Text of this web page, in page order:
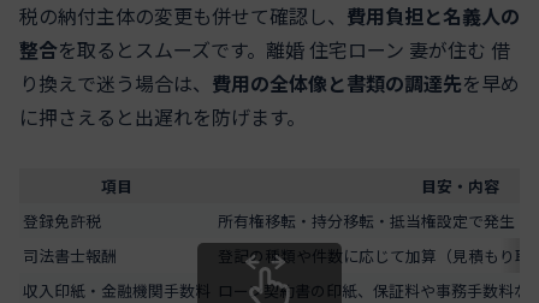
税の納付主体の変更も併せて確認し、 費用負担と名義人の
整合を取るとスムーズです。離婚 住宅ローン 妻が住む 借
り換えで迷う場合は、 費用の全体像と書類の調達先を早め
に押さえると出遅れを防げます。
項目
目安・内容
登録免許税
所有権移転・持分移転・抵当権設定で発生（
司法書士報酬
登記の種類や件数に応じて加算（見積もり取
収入印紙・金融機関手数料 ローン契約書の印紙、保証料や事務手数料な